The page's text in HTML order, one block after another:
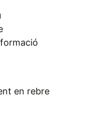
en rebre